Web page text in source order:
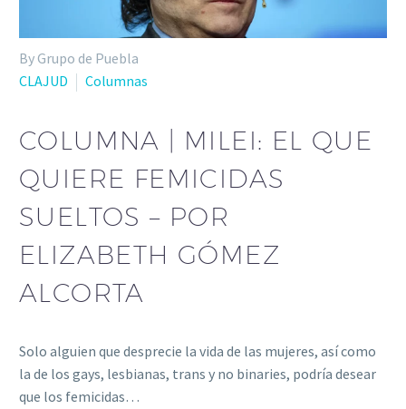
By Grupo de Puebla
CLAJUD
Columnas
COLUMNA | MILEI: EL QUE
QUIERE FEMICIDAS
SUELTOS – POR
ELIZABETH GÓMEZ
ALCORTA
Solo alguien que desprecie la vida de las mujeres, así como
la de los gays, lesbianas, trans y no binaries, podría desear
que los femicidas…